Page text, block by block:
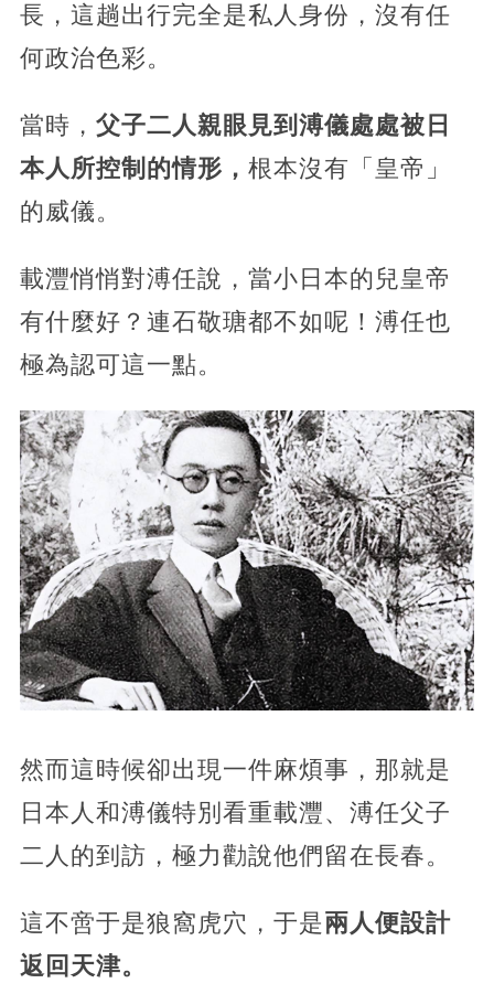
長，這趟出行完全是私人身份，沒有任
何政治色彩。
當時， 父子二人親眼見到溥儀處處被日
本人所控制的情形， 根本沒有「皇帝」
的威儀。
載灃悄悄對溥任說，當小日本的兒皇帝
有什麼好？連石敬瑭都不如呢！溥任也
極為認可這一點。
然而這時候卻出現一件麻煩事，那就是
日本人和溥儀特別看重載灃、溥任父子
二人的到訪，極力勸說他們留在長春。
這不啻于是狼窩虎穴，于是兩人便設計
返回天津。